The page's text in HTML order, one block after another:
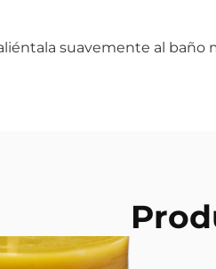
suavemente al baño